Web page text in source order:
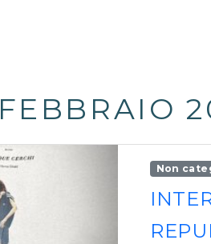
FEBBRAIO
Non